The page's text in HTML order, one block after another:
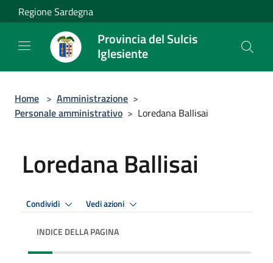
Salta al contenuto principale
Regione Sardegna
Provincia del Sulcis
Iglesiente
Home > Amministrazione >
Personale amministrativo > Loredana Ballisai
Loredana Ballisai
Condividi Vedi azioni
INDICE DELLA PAGINA